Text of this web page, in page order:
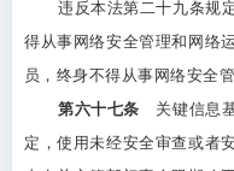
违反本法第二十九条规
得从事网络安全管理和网络
员，终身不得从事网络安全
第六十七条 关键信息
定，使用未经安全审查或者